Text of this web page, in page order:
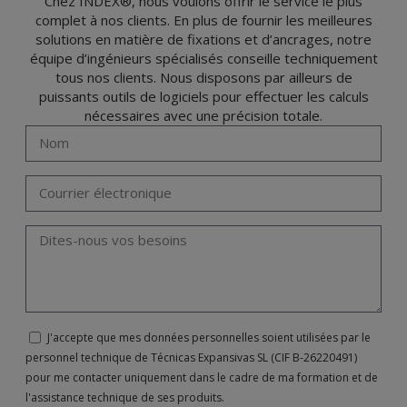
complet à nos clients. En plus de fournir les meilleures
solutions en matière de fixations et d’ancrages, notre
équipe d’ingénieurs spécialisés conseille techniquement
tous nos clients. Nous disposons par ailleurs de
puissants outils de logiciels pour effectuer les calculs
nécessaires avec une précision totale.
J'accepte que mes données personnelles soient utilisées par le
personnel technique de Técnicas Expansivas SL (CIF B-26220491)
pour me contacter uniquement dans le cadre de ma formation et de
l'assistance technique de ses produits.